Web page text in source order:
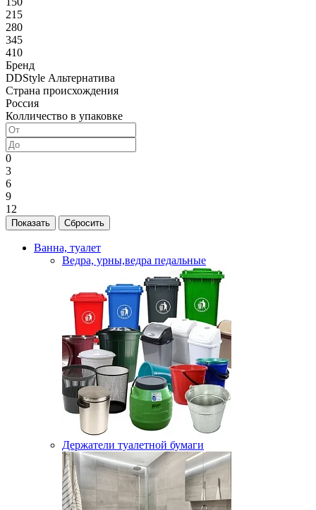
215
280
345
410
Бренд
DDStyle Альтернатива
Страна происхождения
Россия
Колличество в упаковке
0
3
6
9
12
Ванна, туалет
Ведра, урны,ведра педальные
Держатели туалетной бумаги